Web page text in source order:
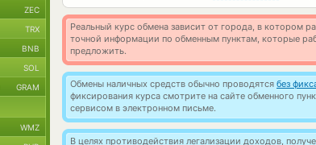
Реальный курс обмена зависит от города, в котором
точной информации по обменным пунктам, которые
предложить.
Обмены наличных средств обычно проводятся без
фиксирования курса смотрите на сайте обменного
сервисом в электронном письме.
В целях противодействия легализации доходов,
ZEC
TRX
BNB
SOL
GRAM
WMZ